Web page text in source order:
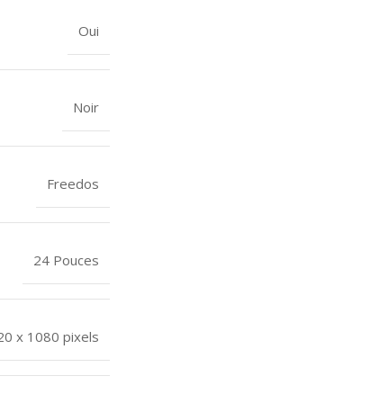
Oui
Noir
Freedos
24 Pouces
x 1080 pixels